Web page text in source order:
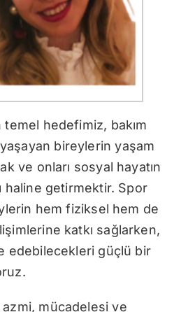
temel hedefimiz, bakım
bireylerin yaşam
ve onları sosyal hayatın
haline getirmektir. Spor
hem fiziksel hem de
katkı sağlarken,
edebilecekleri güçlü bir
mücadelesi ve